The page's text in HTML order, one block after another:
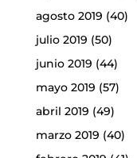
agosto 2019 (40)
julio 2019 (50)
junio 2019 (44)
mayo 2019 (57)
abril 2019 (49)
marzo 2019 (40)